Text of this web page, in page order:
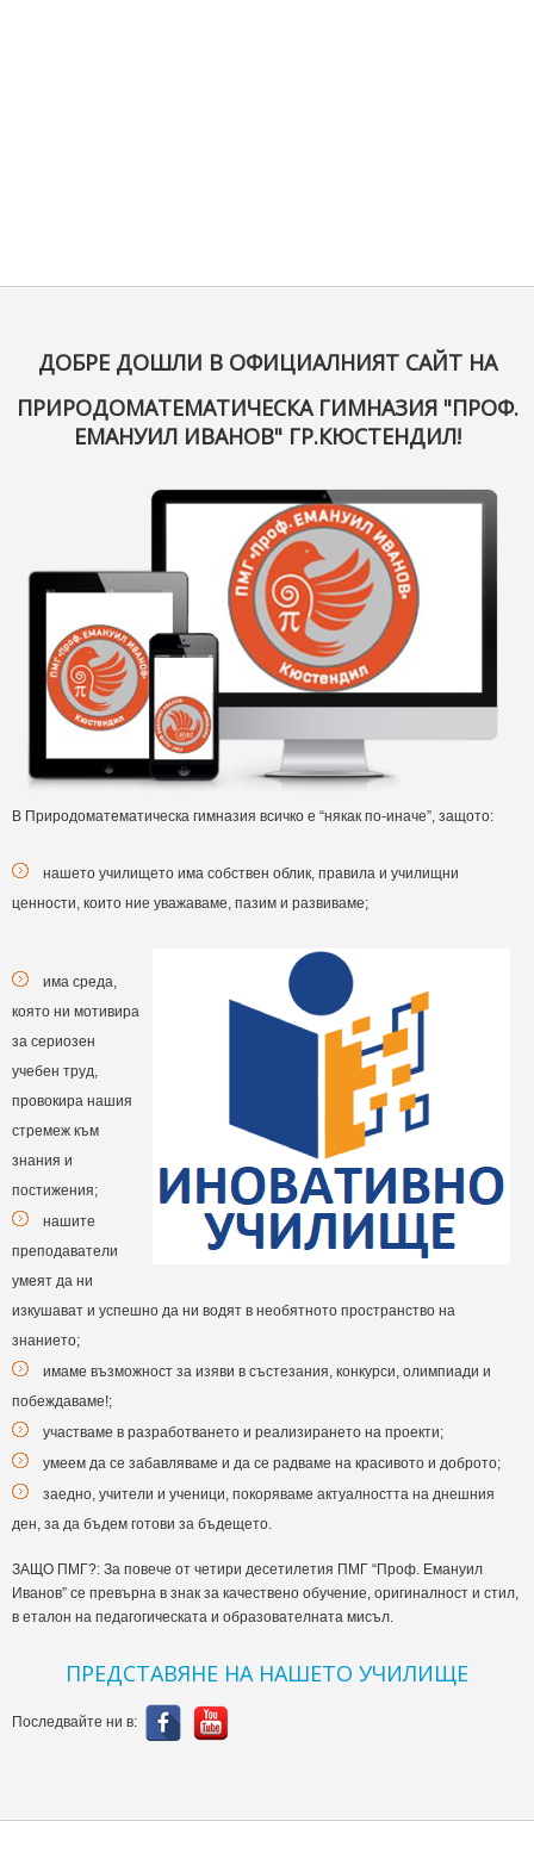
ДОБРЕ ДОШЛИ В ОФИЦИАЛНИЯТ САЙТ НА
ПРИРОДОМАТЕМАТИЧЕСКА ГИМНАЗИЯ "ПРОФ.
ЕМАНУИЛ ИВАНОВ" ГР.КЮСТЕНДИЛ!
В Природоматематическа гимназия всичко е “някак по-иначе”, защото:
нашето училището има собствен облик, правила и училищни
ценности, които ние уважаваме, пазим и развиваме;
има среда,
която ни мотивира
за сериозен
учебен труд,
провокира нашия
стремеж към
знания и
постижения;
нашите
преподаватели
умеят да ни
изкушават и успешно да ни водят в необятното пространство на
знанието;
имаме възможност за изяви в състезания, конкурси, олимпиади и
побеждаваме!;
участваме в разработването и реализирането на проекти;
умеем да се забавляваме и да се радваме на красивото и доброто;
заедно, учители и ученици, покоряваме актуалността на днешния
ден, за да бъдем готови за бъдещето.
ЗАЩО ПМГ?: За повече от четири десетилетия ПМГ “Проф. Емануил
Иванов” се превърна в знак за качествено обучение, оригиналност и стил,
в еталон на педагогическата и образователната мисъл.
ПРЕДСТАВЯНЕ НА НАШЕТО УЧИЛИЩЕ
Последвайте ни в: